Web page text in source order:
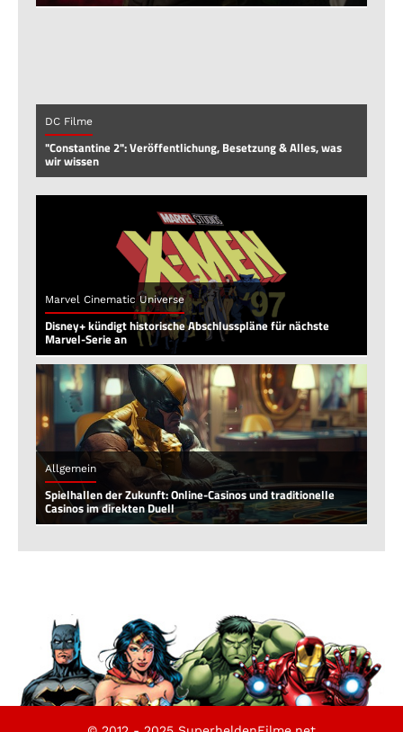
DC Filme
"Constantine 2": Veröffentlichung, Besetzung & Alles, was
wir wissen
Marvel Cinematic Universe
Disney+ kündigt historische Abschlusspläne für nächste
Marvel-Serie an
Allgemein
Spielhallen der Zukunft: Online-Casinos und traditionelle
Casinos im direkten Duell